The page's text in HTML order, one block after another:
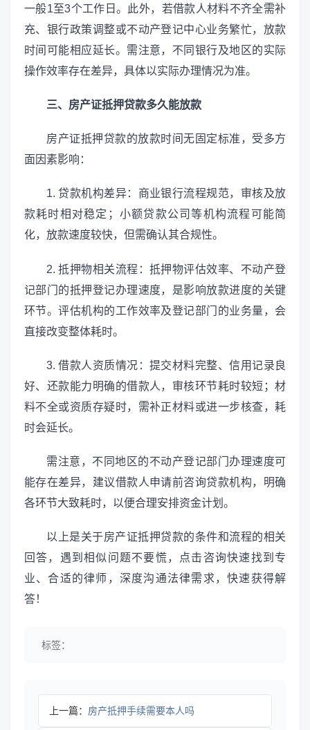
一般1至3个工作日。此外，若借款人材料不齐全需补
充、银行政策调整或不动产登记中心业务繁忙，放款
时间可能相应延长。需注意，不同银行及地区的实际
操作效率存在差异，具体以实际办理情况为准。
三、房产证抵押贷款多久能放款
房产证抵押贷款的放款时间无固定标准，受多方
面因素影响：
1. 贷款机构差异：商业银行流程规范，审核及放
款耗时相对稳定；小额贷款公司等机构流程可能简
化，放款速度较快，但需确认其合规性。
2. 抵押物相关流程：抵押物评估效率、不动产登
记部门的抵押登记办理速度，是影响放款进度的关键
环节。评估机构的工作效率及登记部门的业务量，会
直接改变整体耗时。
3. 借款人资质情况：提交材料完整、信用记录良
好、还款能力明确的借款人，审核环节耗时较短；材
料不全或资质存疑时，需补正材料或进一步核查，耗
时会延长。
需注意，不同地区的不动产登记部门办理速度可
能存在差异，建议借款人申请前咨询贷款机构，明确
各环节大致耗时，以便合理安排资金计划。
以上是关于房产证抵押贷款的条件和流程的相关
回答，遇到相似问题不要慌，点击咨询快速找到专
业、合适的律师，深度沟通法律需求，快速获得解
答！
标签：
上一篇： 房产抵押手续需要本人吗